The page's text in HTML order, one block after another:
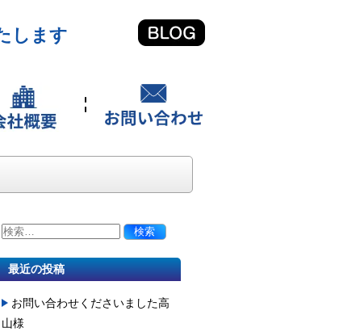
します
最近の投稿
お問い合わせくださいました高
山様